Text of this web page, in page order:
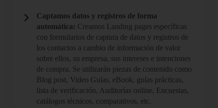
Captamos datos y registros de forma
automática: Creamos Landing pages específicas
con formularios de captura de datos y registros de
los contactos a cambio de información de valor
sobre ellos, su empresa, sus intereses e intenciones
de compra. Se utilizarán piezas de contenido como
Blog post, Video Guías, eBook, guías prácticas,
lista de verificación, Auditorías online, Encuestas,
catálogos técnicos, comparativos, etc.